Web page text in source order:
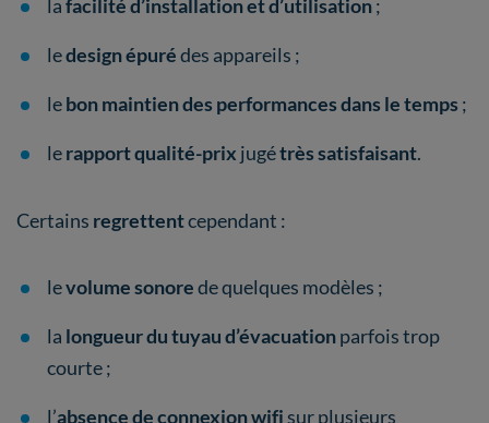
lafacilité d’installationet d’utilisation;
ledesign épurédes appareils ;
lebon maintien des performances dans le temps ;
lerapport qualité-prix jugétrès satisfaisant.
Certains regrettentcependant :
levolume sonorede quelques modèles ;
la longueur du tuyau d’évacuationparfois trop
courte ;
l’absence de connexion wifi sur plusieurs